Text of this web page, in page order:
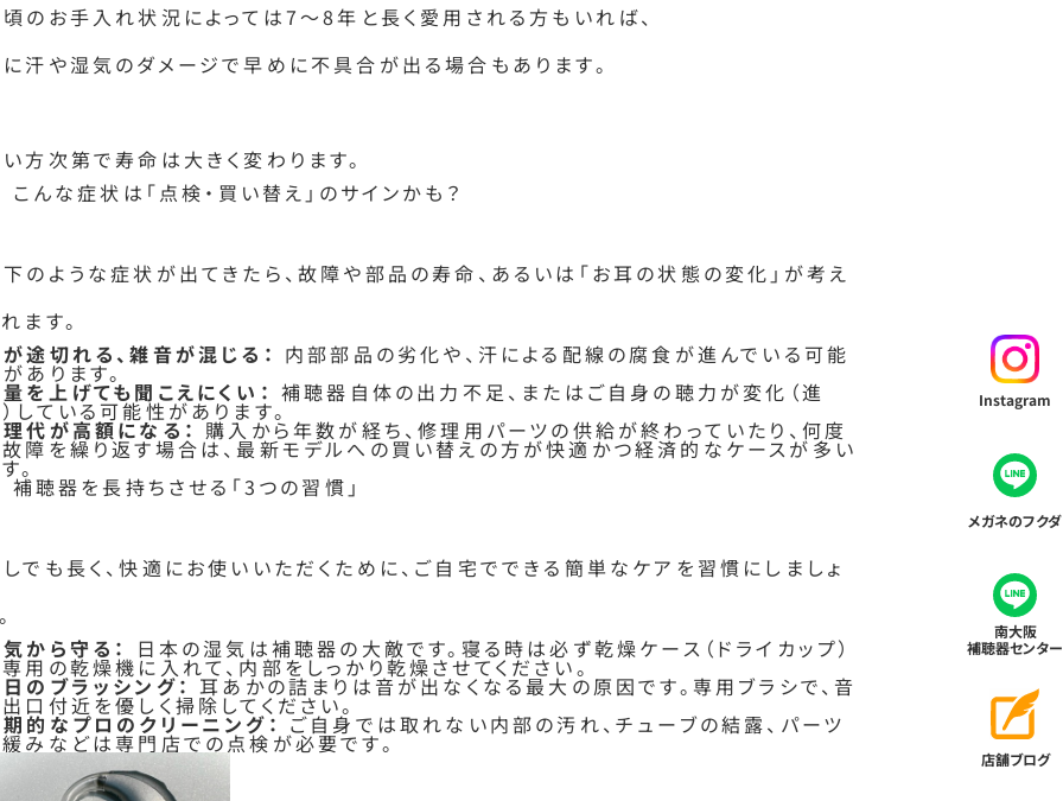
Instagram
メガネのフクダ
南大阪
補聴器センター
店舗ブログ
のお手入れ状況によっては7〜8年と長く愛用される方もいれば、
汗や湿気のダメージで早めに不具合が出る場合もあります。
方次第で寿命は大きく変わります。
んな症状は「点検・買い替え」のサインかも？
のような症状が出てきたら、故障や部品の寿命、あるいは「お耳の状態の変化」が考え
ます。
途切れる、雑音が混じる： 内部部品の劣化や、汗による配線の腐食が進んでいる可能
あります。
を上げても聞こえにくい： 補聴器自体の出力不足、またはご自身の聴力が変化（進
している可能性があります。
代が高額になる： 購入から年数が経ち、修理用パーツの供給が終わっていたり、何度
障を繰り返す場合は、最新モデルへの買い替えの方が快適かつ経済的なケースが多い
。
聴器を長持ちさせる「3つの習慣」
でも長く、快適にお使いいただくために、ご自宅でできる簡単なケアを習慣にしましょ
から守る：
日本の湿気は補聴器の大敵です。寝る時は必ず乾燥ケース（ドライカップ）
用の乾燥機に入れて、内部をしっかり乾燥させてください。
のブラッシング： 耳あかの詰まりは音が出なくなる最大の原因です。専用ブラシで、音
口付近を優しく掃除してください。
的なプロのクリーニング：ご自身では取れない内部の汚れ、チューブの結露、パーツ
みなどは専門店での点検が必要です。